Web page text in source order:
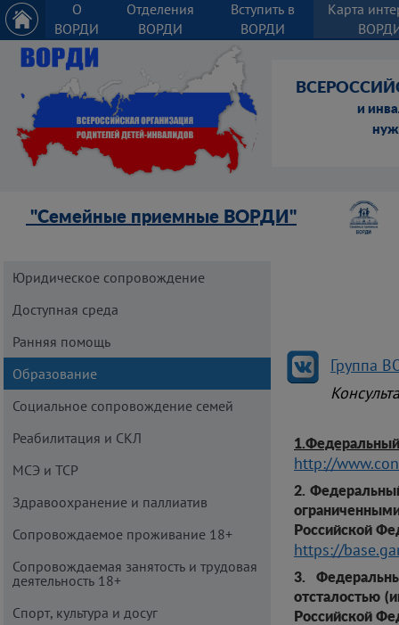
О
ВОРДИ
Отделения
ВОРДИ
Вступить в
ВОРДИ
Карта
и
"Семейные приемные ВОРДИ"
http://
2.
Российской
https://
3.
отсталостью
Российской
Группа
Юридическое сопровождение
Доступная среда
Ранняя помощь
Образование
Социальное сопровождение семей
Реабилитация и СКЛ
МСЭ и ТСР
Здравоохранение и паллиатив
Сопровождаемое проживание 18+
Сопровождаемая занятость и трудовая
деятельность 18+
Спорт, культура и досуг